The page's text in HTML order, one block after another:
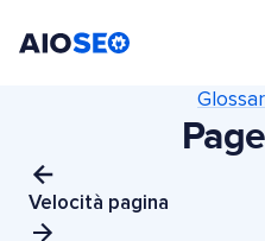
Velocità pagina